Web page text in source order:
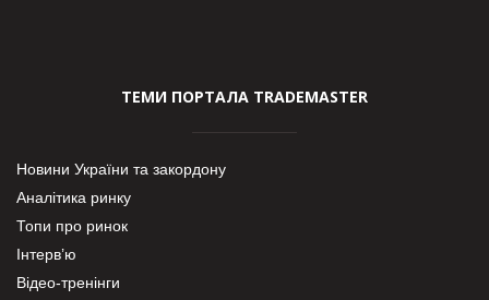
ТЕМИ ПОРТАЛА TRADEMASTER
Новини України та закордону
Аналітика ринку
Топи про ринок
Інтерв’ю
Відео-тренінги